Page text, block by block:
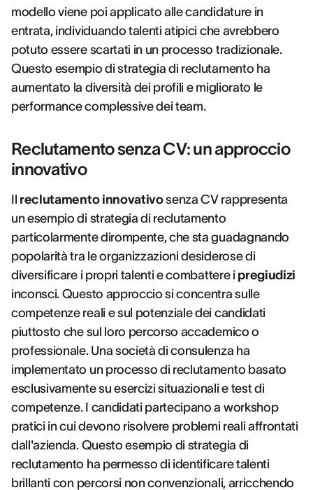
modello viene poi applicato alle candidature in
entrata, individuando talenti atipici che avrebbero
potuto essere scartati in un processo tradizionale.
Questo esempio di strategia di reclutamento ha
aumentato la diversità dei profili e migliorato le
performance complessive dei team.
Reclutamento senza CV: un approccio
innovativo
Il reclutamento innovativosenza CV rappresenta
un esempio di strategia di reclutamento
particolarmente dirompente, che sta guadagnando
popolarità tra le organizzazioni desiderose di
diversificare i propri talenti e combattere i pregiudizi
inconsci. Questo approccio si concentra sulle
competenze reali e sul potenziale dei candidati
piuttosto che sul loro percorso accademico o
professionale. Una società di consulenza ha
implementato un processo di reclutamento basato
esclusivamente su esercizi situazionali e test di
competenze. I candidati partecipano a workshop
pratici in cui devono risolvere problemi reali affrontati
dall'azienda. Questo esempio di strategia di
reclutamento ha permesso di identificare talenti
brillanti con percorsi non convenzionali, arricchendo